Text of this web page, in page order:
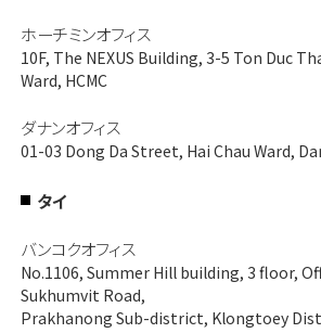
ホーチミンオフィス
10F, The NEXUS Building, 3-5 Ton Duc
Ward, HCMC
ダナンオフィス
01-03 Dong Da Street, Hai Chau Ward,
タイ
バンコクオフィス
No.1106, Summer Hill building, 3 floor,
Sukhumvit Road,
Prakhanong Sub-district, Klongtoey